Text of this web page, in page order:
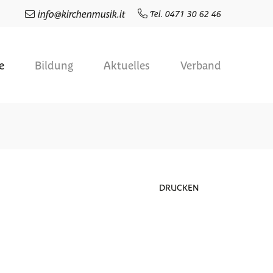
info@kirchenmusik.it Tel. 0471 30 62 46
Bildung Aktuelles Verband
DRUCKEN